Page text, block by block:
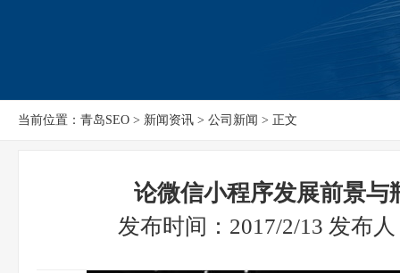
当前位置：青岛SEO > 新闻资讯 > 公司新闻 > 正文
论微信小程序发展前景与
发布时间：2017/2/13 发布